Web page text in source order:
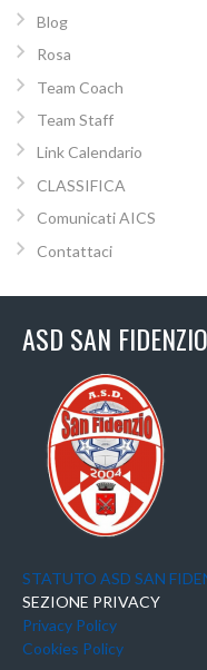
Blog
Rosa
Team Coach
Team Staff
Link Calendario
CLASSIFICA
Comunicati AICS
Contattaci
ASD SAN
STATUTO ASD SAN
SEZIONE PRIVACY
Privacy Policy
Cookies Policy